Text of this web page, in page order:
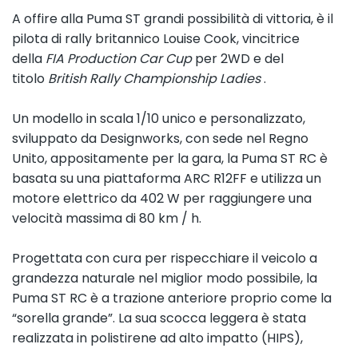
A offire alla Puma ST grandi possibilità di vittoria, è il
pilota di rally britannico Louise Cook, vincitrice
della FIA Production Car Cupper 2WD e del
titolo British Rally Championship Ladies.
Un modello in scala 1/10 unico e personalizzato,
sviluppato da Designworks, con sede nel Regno
Unito, appositamente per la gara, la Puma ST RC è
basata su una piattaforma ARC R12FF e utilizza un
motore elettrico da 402 W per raggiungere una
velocità massima di 80 km / h.
Progettata con cura per rispecchiare il veicolo a
grandezza naturale nel miglior modo possibile, la
Puma ST RC è a trazione anteriore proprio come la
“sorella grande”. La sua scocca leggera è stata
realizzata in polistirene ad alto impatto (HIPS),